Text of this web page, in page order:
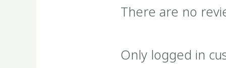
There are no
Only logged in